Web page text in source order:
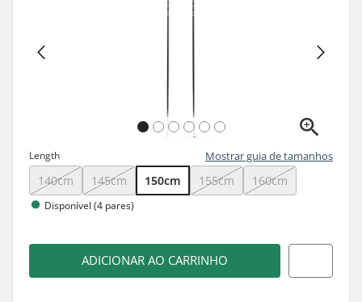
Length Mostrar guia de tamanhos
140cm 145cm 150cm 155cm 160cm
Disponível (4 pares)
ADICIONAR AO CARRINHO